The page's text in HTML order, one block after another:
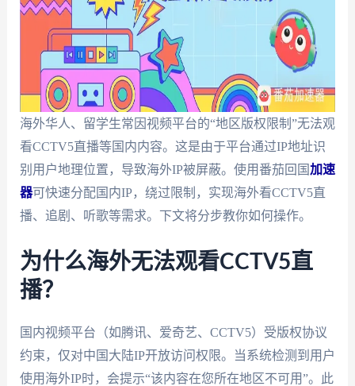
海外华人、留学生常因视频平台的“地区版权限制”无法观
看CCTV5直播等国内内容。这是由于平台通过IP地址识
别用户地理位置，导致海外IP被屏蔽。使用番茄回国加速
器可快速分配国内IP，绕过限制，实现海外看CCTV5直
播、追剧、听歌等需求。下文将分步教你如何操作。
为什么海外无法观看CCTV5直
播？
国内视频平台（如腾讯、爱奇艺、CCTV5）受版权协议
约束，仅对中国大陆IP开放访问权限。当系统检测到用户
使用海外IP时，会提示“该内容在您所在地区不可用”。此